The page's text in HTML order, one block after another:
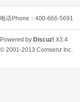
L
电话Phone：400-666-5691
Powered by Discuz! X3.4
© 2001-2013 Comsenz Inc.